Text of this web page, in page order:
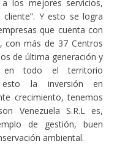
los mejores servicios,
Y esto se logra
que cuenta con
con más de 37 Centros
de última generación y
en todo el territorio
esto la inversión en
crecimiento, tenemos
Venezuela S.R.L es,
de gestión, buen
ambiental.